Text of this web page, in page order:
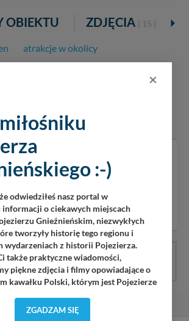
OBIEKTU ZDJĘCIA ( 15 )
atrakcje w okolicy
nie ponosi odpowiedzialności za
i opinii. Prosimy o zamieszczanie
wulgarne, obraźliwe, naruszające
opinii, bądź pierwszy!
×
:-)
odwiedziłeś nasz portal w
o ciekawych miejscach
Gnieźnieńskim, niezwykłych
tworzyły historię tego regionu i
wydarzeniach z historii Pojezierza.
także praktyczne wiadomości,
piękne zdjęcia i filmy opowiadające o
kawałku Polski, którym jest Pojezierze
odkrywać dla Ciebie na
ZGADZAM SIĘ